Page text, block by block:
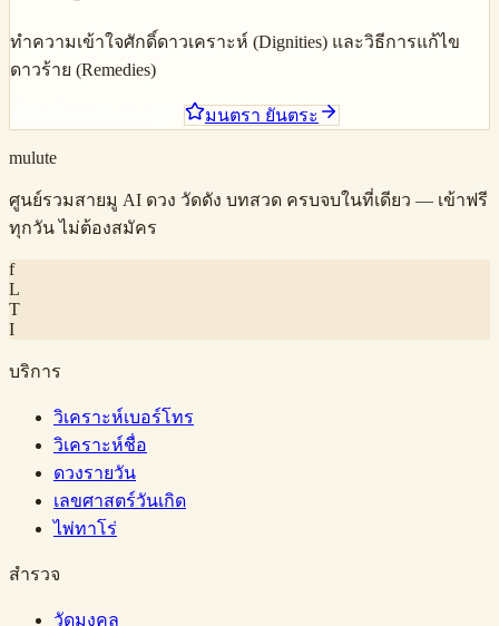
ทำความเข้าใจศักดิ์ดาวเคราะห์ (Dignities) และวิธีการแก้ไข
ดาวร้าย (Remedies)
มนตรา ยันตระ
mulute
ศูนย์รวมสายมู AI ดวง วัดดัง บทสวด ครบจบในที่เดียว — เข้าฟรี
ทุกวัน ไม่ต้องสมัคร
f
L
T
I
บริการ
วิเคราะห์เบอร์โทร
วิเคราะห์ชื่อ
ดวงรายวัน
เลขศาสตร์วันเกิด
ไพ่ทาโร่
สำรวจ
วัดมงคล